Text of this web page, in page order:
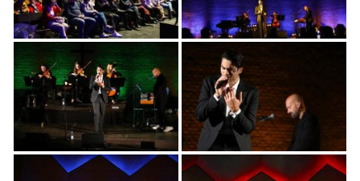
PROGRAMM
KIRCHE DER KULTUREN
FOTOS
KONTAKT